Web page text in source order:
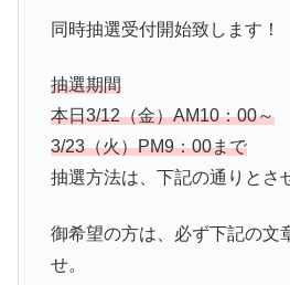
同時抽選受付開始致します！
抽選期間
本日3/12（金）AM10：00～
3/23（火）PM9：00まで
抽選方法は、下記の通りとさ
御希望の方は、必ず下記の文
せ。